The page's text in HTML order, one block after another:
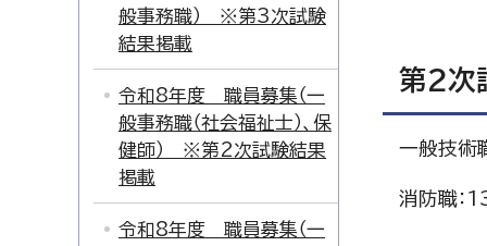
第2次
一般技術
消防職：
般事務職） ※第3次試験
結果掲載
令和8年度 職員募集（一
般事務職（社会福祉士）、保
健師） ※第2次試験結果
掲載
令和8年度 職員募集（一